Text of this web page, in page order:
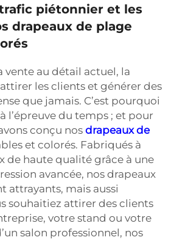
piétonnier et les
drapeaux de plage
vente au détail actuel, la
les clients et générer des
que jamais. C’est pourquoi
l’épreuve du temps ; et pour
conçu nos drapeaux de
et colorés. Fabriqués à
de haute qualité grâce à une
avancée, nos drapeaux
attrayants, mais aussi
souhaitiez attirer des clients
votre stand ou votre
salon professionnel, nos